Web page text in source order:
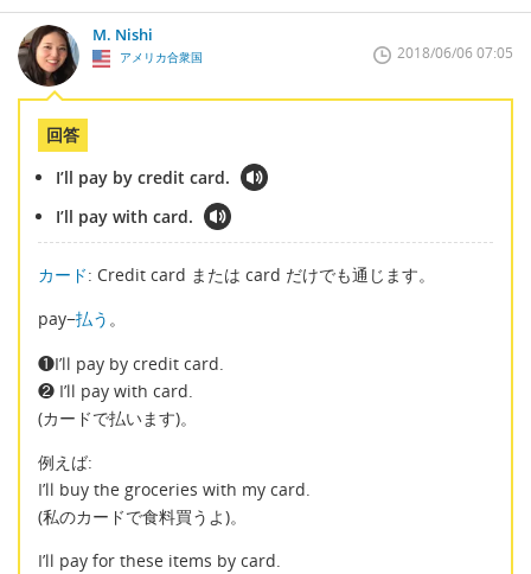
M. Nishi
アメリカ合衆国 2018/06/06 07:05
回答
I’ll pay by credit card.
I’ll pay with card.
カード: Credit card または card だけでも通じます。
pay−払う 。
❶I’ll pay by credit card.
❷ I’ll pay with card.
(カードで払います)。
例えば:
I’ll buy the groceries with my card.
(私のカードで食料買うよ)。
I’ll pay for these items by card.